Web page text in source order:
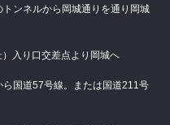
ンネルから岡城通りを通り岡城
入り口交差点より岡城へ
国道57号線。または国道211号